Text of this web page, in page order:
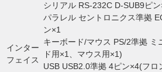
インター
フェイス
シリアル RS-232C D-SUB9ピ
パラレル セントロニクス準拠
ン×1
キーボード/マウス PS/2準拠 ミ
ド用×1、マウス用×1)
USB USB2.0準拠 4ピン×4(フロ